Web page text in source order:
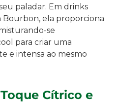
paladar. Em drinks
Bourbon, ela proporciona
se
para criar uma
e intensa ao mesmo
Cítrico e